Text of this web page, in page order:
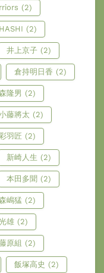
(2)
(2)
井上京子 (2)
倉持明日香 (2)
隆男 (2)
藤將太 (2)
羽匠 (2)
新崎人生 (2)
本田多聞 (2)
嶋猛 (2)
雄 (2)
原組 (2)
飯塚高史 (2)